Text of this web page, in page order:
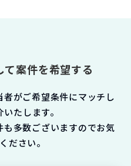
案件を希望する
がご希望条件にマッチし
たします。
多数ございますのでお気
ださい。